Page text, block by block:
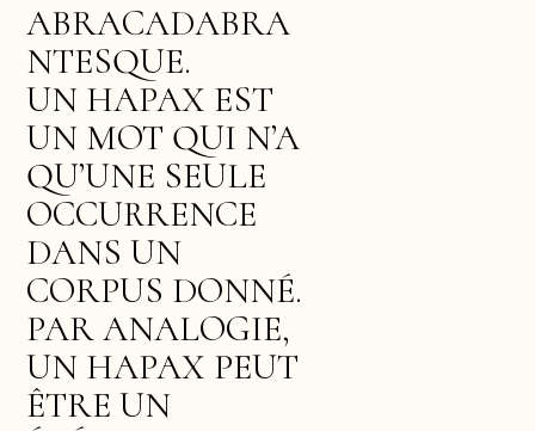
ABRACADABRA
NTESQUE.
UN HAPAX EST
UN MOT QUI N’A
QU’UNE SEULE
OCCURRENCE
DANS UN
CORPUS DONNÉ.
PAR ANALOGIE,
UN HAPAX PEUT
ÊTRE UN